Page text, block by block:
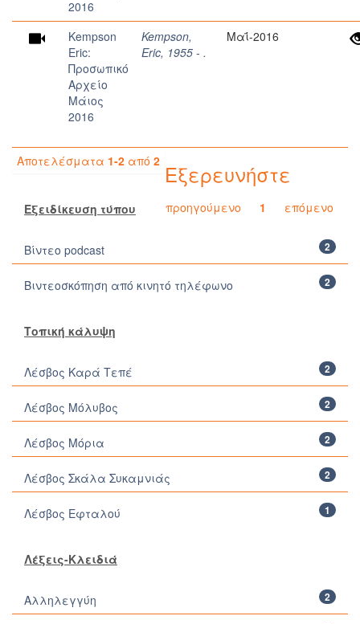
2016
Kempson
Eric:
Προσωπικό
Αρχείο
Μάιος
2016
Kempson,
Eric, 1955 - .
Μαΐ-2016
Αποτελέσματα 1-2 από 2
προηγούμενο 1 επόμενο
Εξερευνήστε
Εξειδίκευση τύπου
2
Βίντεο podcast
2
Βιντεοσκόπηση από κινητό τηλέφωνο
Τοπική κάλυψη
2
Λέσβος Καρά Τεπέ
2
Λέσβος Μόλυβος
2
Λέσβος Μόρια
2
Λέσβος Σκάλα Συκαμνιάς
1
Λέσβος Εφταλού
Λέξεις-Κλειδιά
2
Αλληλεγγύη